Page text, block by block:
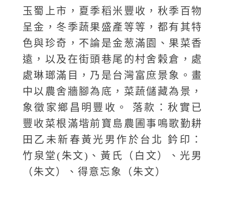
玉蜀上市，夏季稻米豐收，秋季百物
呈金，冬季蔬果盛產等等，都有其特
色與珍奇，不論是金葱滿園、果菜香
遠，以及在街頭巷尾的村舍榖倉，處
處琳瑯滿目，乃是台灣富庶景象。畫
中以農舍牆腳為底，菜蔬儲藏為景，
象徵家鄉昌明豐收。 落款：秋實已
豐收菜根滿堦前寶島農圃事鳴歌勤耕
田乙未新春黃光男作於台北 鈐印：
竹泉堂(朱文)、黃氏（白文）、光男
（朱文）、得意忘象（朱文）